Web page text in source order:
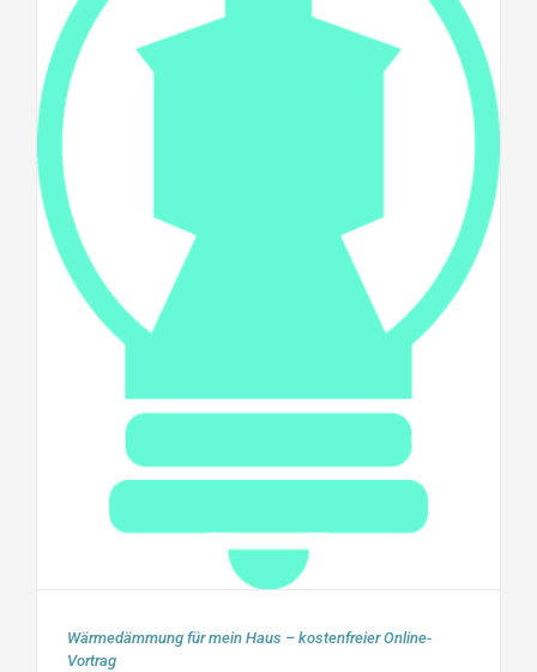
Wärmedämmung für mein Haus – kostenfreier Online-
Vortrag